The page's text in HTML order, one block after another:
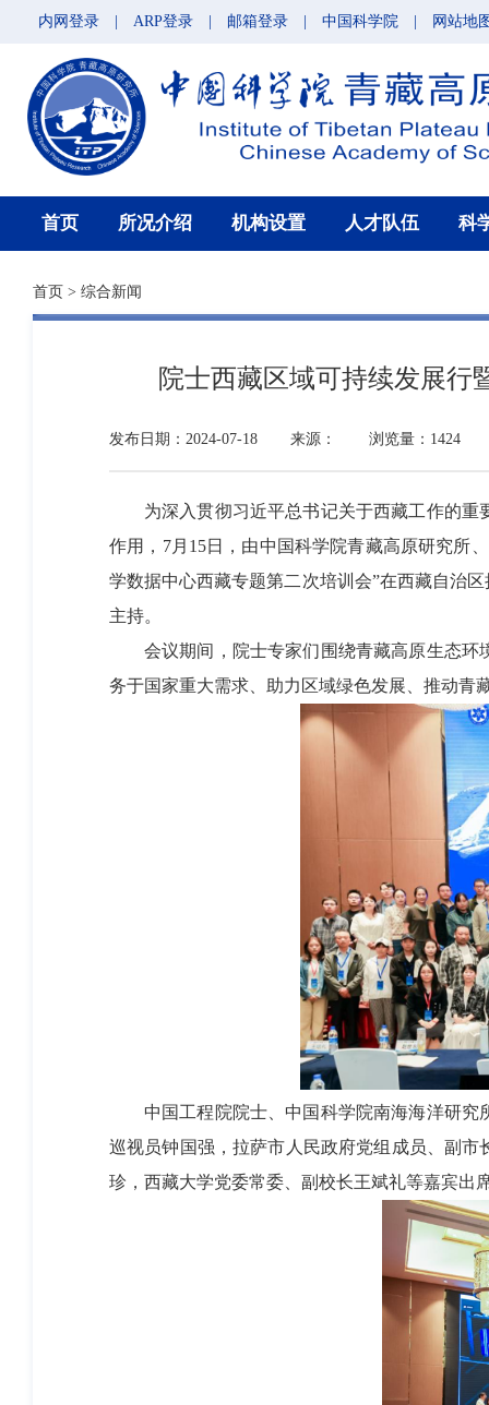
内网登录 ARP登录 邮箱登录 中国科学院 网站地
首页 所况介绍 机构设置 人才队伍 科
首页 > 综合新闻
院士西藏区域可持续发展行
发布日期：2024-07-18 来源： 浏览量：1424
为深入贯彻习近平总书记关于西藏工作的
作用，7月15日，由中国科学院青藏高原研究所
学数据中心西藏专题第二次培训会”在西藏自治
主持。
会议期间，院士专家们围绕青藏高原生态
务于国家重大需求、助力区域绿色发展、推动青
中国工程院院士、中国科学院南海海洋研
巡视员钟国强，拉萨市人民政府党组成员、副
珍，西藏大学党委常委、副校长王斌礼等嘉宾出